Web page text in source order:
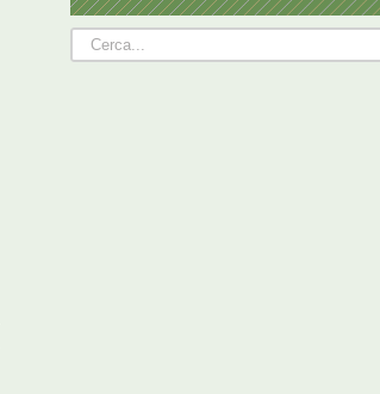
Cerca
per: